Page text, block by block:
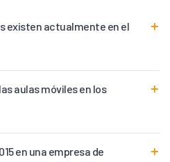
existen actualmente en el
aulas móviles en los
en una empresa de